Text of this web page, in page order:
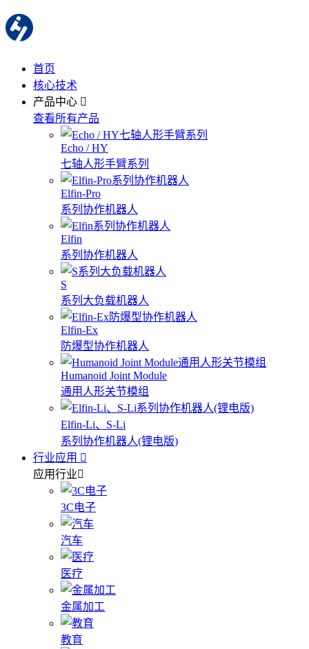
首页
核心技术
产品中心
查看所有产品
Echo / HY
七轴人形手臂系列
Elfin-Pro
系列协作机器人
Elfin
系列协作机器人
S
系列大负载机器人
Elfin-Ex
防爆型协作机器人
Humanoid Joint Module
通用人形关节模组
Elfin-Li、S-Li
系列协作机器人(锂电版)
行业应用
应用行业
3C电子
汽车
医疗
金属加工
教育